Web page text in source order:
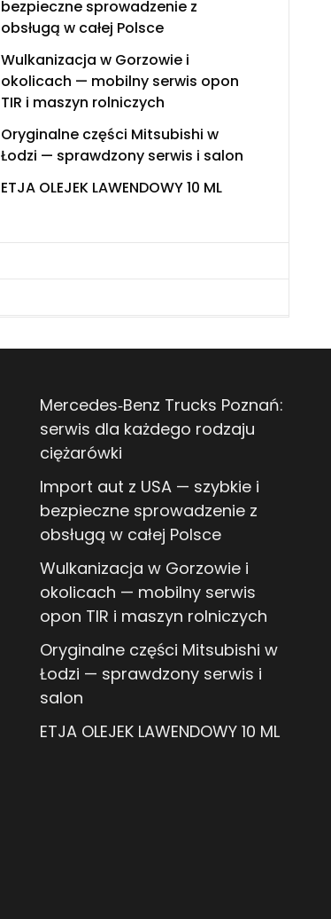
bezpieczne sprowadzenie z
obsługą w całej Polsce
Wulkanizacja w Gorzowie i
okolicach — mobilny serwis opon
TIR i maszyn rolniczych
Oryginalne części Mitsubishi w
Łodzi — sprawdzony serwis i salon
ETJA OLEJEK LAWENDOWY 10 ML
Mercedes‑Benz Trucks Poznań:
serwis dla każdego rodzaju
ciężarówki
Import aut z USA — szybkie i
bezpieczne sprowadzenie z
obsługą w całej Polsce
Wulkanizacja w Gorzowie i
okolicach — mobilny serwis
opon TIR i maszyn rolniczych
Oryginalne części Mitsubishi w
Łodzi — sprawdzony serwis i
salon
ETJA OLEJEK LAWENDOWY 10 ML